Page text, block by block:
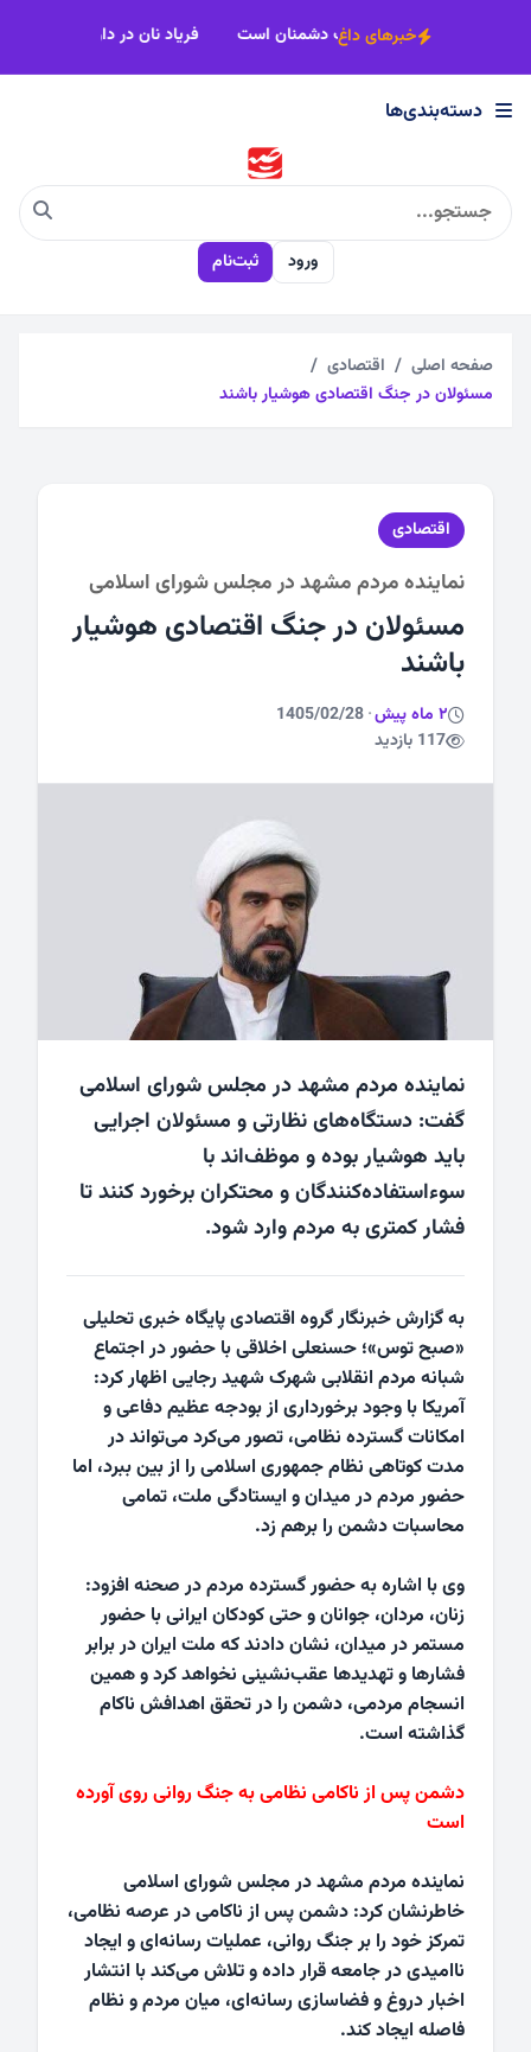
×
دسته‌بندی‌ها
اجتماعی
چندرسانه
فرهنگی
ورزشی
خبرهای داغ
وحدت، شرط اصلی پیشرفت و شکست دشمنان است فریاد نان در
دسته‌بندی‌ها
ورود ثبت‌نام
صفحه اصلی
اقتصادی
مسئولان در جنگ اقتصادی هوشیار باشند
اقتصادی
نماینده مردم مشهد در مجلس شورای اسلامی
مسئولان در جنگ اقتصادی هوشیار
باشند
2 ماه پیش ·
1405/02/28
117 بازدید
نماینده مردم مشهد در مجلس شورای اسلامی
گفت: دستگاه‌های نظارتی و مسئولان اجرایی
باید هوشیار بوده و موظف‌اند با
سوءاستفاده‌کنندگان و محتکران برخورد کنند تا
فشار کمتری به مردم وارد شود.
به گزارش خبرنگار گروه اقتصادی پایگاه خبری تحلیلی
«صبح توس»؛ حسنعلی اخلاقی با حضور در اجتماع
شبانه مردم انقلابی شهرک شهید رجایی اظهار کرد:
آمریکا با وجود برخورداری از بودجه عظیم دفاعی و
امکانات گسترده نظامی، تصور می‌کرد می‌تواند در
مدت کوتاهی نظام جمهوری اسلامی را از بین ببرد، اما
حضور مردم در میدان و ایستادگی ملت، تمامی
محاسبات دشمن را برهم زد.
وی با اشاره به حضور گسترده مردم در صحنه افزود:
زنان، مردان، جوانان و حتی کودکان ایرانی با حضور
مستمر در میدان، نشان دادند که ملت ایران در برابر
فشارها و تهدیدها عقب‌نشینی نخواهد کرد و همین
انسجام مردمی، دشمن را در تحقق اهدافش ناکام
گذاشته است.
دشمن پس از ناکامی نظامی به جنگ روانی روی آورده
است
نماینده مردم مشهد در مجلس شورای اسلامی
خاطرنشان کرد: دشمن پس از ناکامی در عرصه نظامی،
تمرکز خود را بر جنگ روانی، عملیات رسانه‌ای و ایجاد
ناامیدی در جامعه قرار داده و تلاش می‌کند با انتشار
اخبار دروغ و فضاسازی رسانه‌ای، میان مردم و نظام
فاصله ایجاد کند.